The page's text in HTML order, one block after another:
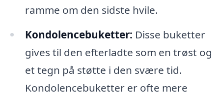
ramme om den sidste hvile.
Kondolencebuketter: Disse buketter
gives til den efterladte som en trøst og
et tegn på støtte i den svære tid.
Kondolencebuketter er ofte mere